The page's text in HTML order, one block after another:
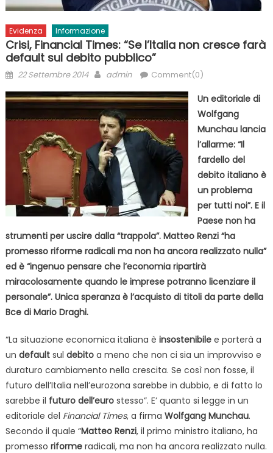
Evidenza Informazione
Crisi, Financial Times: “Se l’Italia non cresce farà
default sul debito pubblico”
Posted
22 Settembre 2014 Author
admin Comment(0)
Un editoriale di
Wolfgang
Munchau lancia
l’allarme: “Il
fardello del
debito italiano è
un problema
per tutti noi”. E il
Paese non ha
strumenti per uscire dalla “trappola”. Matteo Renzi “ha
promesso riforme radicali ma non ha ancora realizzato nulla”
ed è “ingenuo pensare che l’economia ripartirà
miracolosamente quando le imprese potranno licenziare il
personale”. Unica speranza è l’acquisto di titoli da parte della
Bce di Mario Draghi.
“La situazione economica italiana è insostenibilee porterà a
un defaultsul debitoa meno che non ci sia un improvviso e
duraturo cambiamento nella crescita. Se così non fosse, il
futuro dell’Italia nell’eurozona sarebbe in dubbio, e di fatto lo
sarebbe il futuro dell’eurostesso”. E’ quanto si legge in un
editoriale del Financial Times, a firma Wolfgang Munchau.
Secondo il quale “Matteo Renzi, il primo ministro italiano, ha
promesso riformeradicali, ma non ha ancora realizzato nulla.